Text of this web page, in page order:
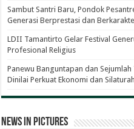
Sambut Santri Baru, Pondok
Generasi Berprestasi dan
LDII Tamantirto Gelar Festival
Profesional Religius
Panewu Banguntapan dan
Dinilai Perkuat Ekonomi dan
News in Pictures